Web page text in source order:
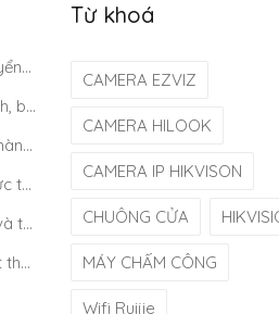
Chính sách vận chuyển/giao nhận/cài đặt
Chính sách bảo hành, bảo trì
Chính sách đổi/trả hàng và hoàn tiền
Quy định và hình thức thanh toán
Quy định đặt hàng và thanh toán
Chính sách bảo mật thông tin khách hàng
Từ khoá
CAMERA EZVIZ
CAMERA HILOOK
CAMERA IP HIKVISON
CHUÔNG CỬA
MÁY CHẤM CÔNG
Wifi Ruijie